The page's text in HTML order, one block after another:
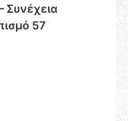
Συνέχεια
57